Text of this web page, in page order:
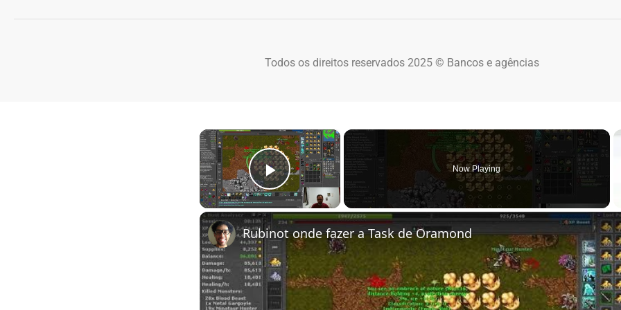
Todos os direitos reservados 2025 © Bancos e agências
×
Play Video
Now Playing
Rubinot onde fazer a Task de Oramond